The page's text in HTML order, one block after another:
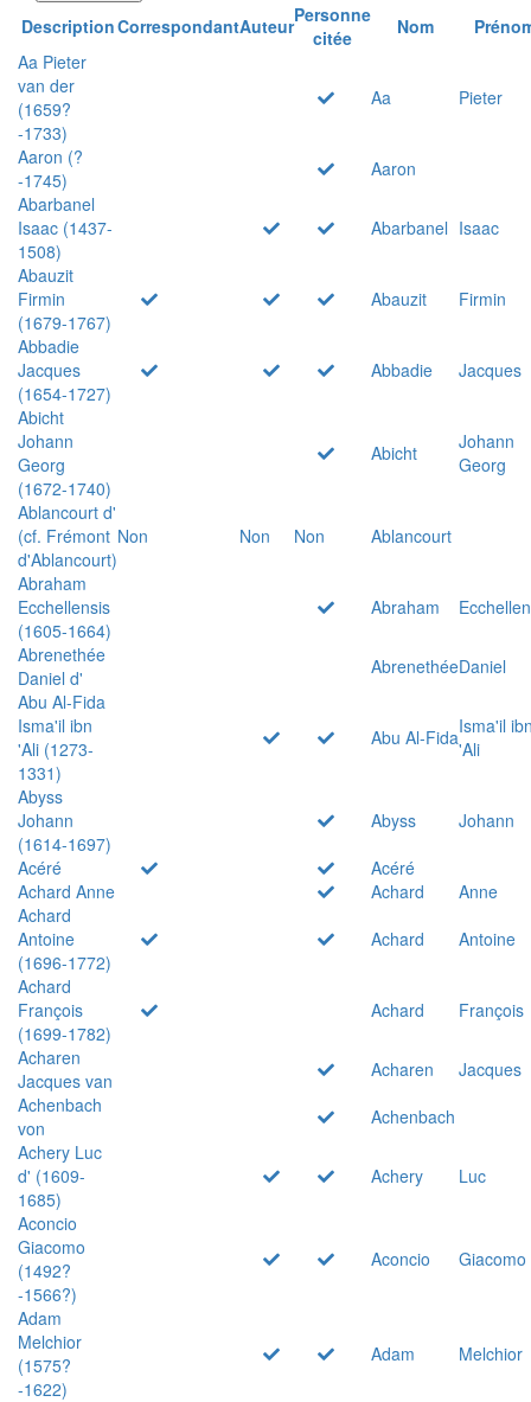
DescriptionCorrespondantAuteurPersonne
citée
Nom
Aa Pieter
van der
(1659?
-1733)
Aa Pieter
Aaron (?
-1745)
Aaron
Abarbanel
Isaac (1437-
1508)
Abarbanel Isaac
Abauzit
Firmin
(1679-1767)
Abauzit
Firmin
Abbadie
Jacques
(1654-1727)
Abbadie
Jacques
Abicht
Johann
Georg
(1672-1740)
Abicht
Johann
Georg
Ablancourt d'
(cf. Frémont
d'Ablancourt)
Non Non Non
Ablancourt
Abraham
Ecchellensis
(1605-1664)
Abraham
Abrenethée
Daniel d'
AbrenethéeDaniel
Abu Al-Fida
Isma'il ibn
'Ali (1273-
1331)
Abu Al-FidaIsma'il
'Ali
Abyss
Johann
(1614-1697)
Abyss
Johann
Acéré
Acéré
Achard Anne
Achard
Anne
Achard
Antoine
(1696-1772)
Achard
Antoine
Achard
François
(1699-1782)
Achard
François
Acharen
Jacques van
Acharen
Jacques
Achenbach
von
Achenbach
Achery Luc
d' (1609-
1685)
Achery
Luc
Aconcio
Giacomo
(1492?
-1566?)
Aconcio Giacomo
Adam
Melchior
(1575?
-1622)
Adam Melchior